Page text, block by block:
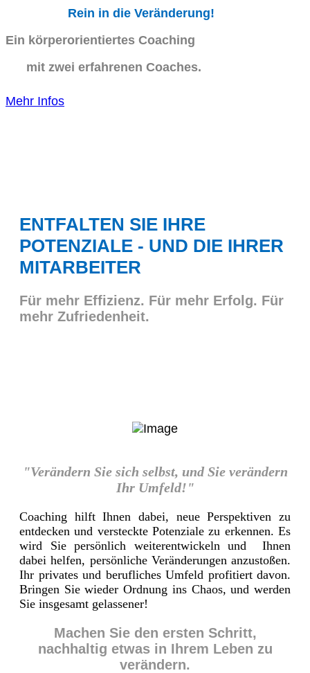
Rein in die Veränderung!
Ein körperorientiertes Coaching
mit zwei erfahrenen Coaches.
Mehr Infos
ENTFALTEN SIE IHRE
POTENZIALE - UND DIE IHRER
MITARBEITER
Für mehr Effizienz. Für mehr Erfolg. Für
mehr Zufriedenheit.
"Verändern Sie sich selbst, und Sie verändern
Ihr Umfeld!"
Coaching hilft Ihnen dabei, neue Perspektiven zu
entdecken und versteckte Potenziale zu erkennen. Es
wird Sie persönlich weiterentwickeln und Ihnen
dabei helfen, persönliche Veränderungen anzustoßen.
Ihr privates und berufliches Umfeld profitiert davon.
Bringen Sie wieder Ordnung ins Chaos, und werden
Sie insgesamt gelassener!
Machen Sie den ersten Schritt,
nachhaltig etwas in Ihrem Leben zu
verändern.